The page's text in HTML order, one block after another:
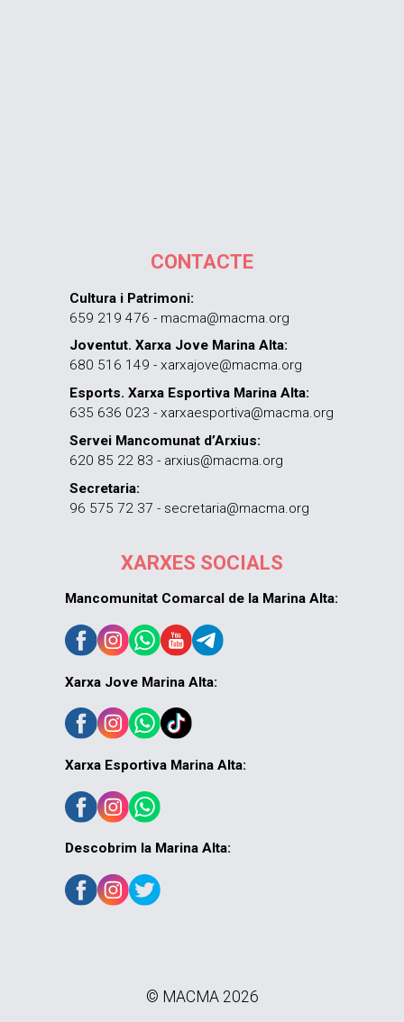
CONTACTE
Cultura i Patrimoni:
659 219 476 - macma@macma.org
Joventut. Xarxa Jove Marina Alta:
680 516 149 - xarxajove@macma.org
Esports. Xarxa Esportiva Marina Alta:
635 636 023 - xarxaesportiva@macma.org
Servei Mancomunat d’Arxius:
620 85 22 83 - arxius@macma.org
Secretaria:
96 575 72 37 - secretaria@macma.org
XARXES SOCIALS
Mancomunitat Comarcal de la Marina Alta:
Xarxa Jove Marina Alta:
Xarxa Esportiva Marina Alta:
Descobrim la Marina Alta:
© MACMA 2026